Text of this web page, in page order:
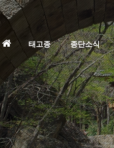
홈
태고종 종단소식